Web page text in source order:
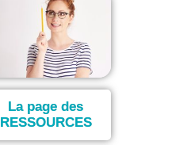
La page des
RESSOURCES